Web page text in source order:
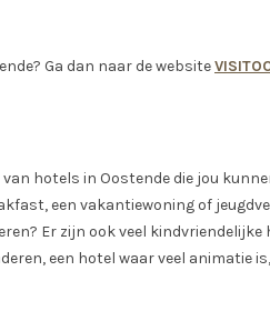
Ga dan naar de website
hotels in Oostende die jou
een vakantiewoning of
Er zijn ook veel kindvriendelijke
een hotel waar veel animatie